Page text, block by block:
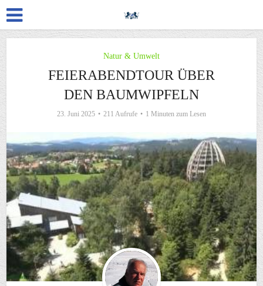
Natur & Umwelt
FEIERABENDTOUR ÜBER
DEN BAUMWIPFELN
23. Juni 2025 211 Aufrufe 1 Minuten zum Lesen